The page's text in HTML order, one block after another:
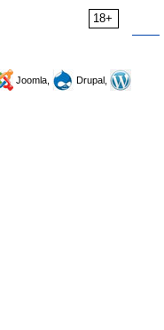
18+
Joomla,
Drupal,